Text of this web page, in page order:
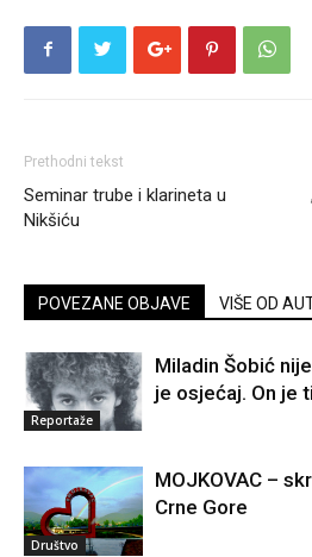
Prethodni tekst
Seminar trube i klarineta u
Nikšiću
POVEZANE OBJAVE VIŠE OD
Reportaže
Miladin Šobić
je osjećaj. On je
Društvo
MOJKOVAC –
Crne Gore